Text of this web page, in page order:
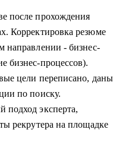
после прохождения
Корректировка резюме
направлении - бизнес-
бизнес-процессов).
цели переписано, даны
по поиску.
подход эксперта,
рекрутера на площадке